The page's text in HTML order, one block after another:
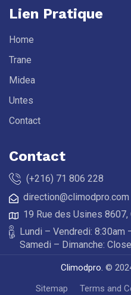
Lien Pratique
Home
Trane
Midea
Untes
Contact
Contact
(+216) 71 806 228
direction@climodpro.com
19 Rue des Usines 8607,
Lundi – Vendredi: 8:30am
Samedi – Dimanche:
Climodpro. ©
Sitemap
Terms and